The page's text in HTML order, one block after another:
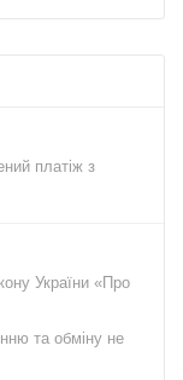
платіж з
України «Про
та обміну не